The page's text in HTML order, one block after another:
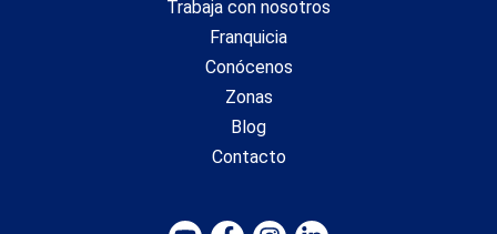
Trabaja con nosotros
Franquicia
Conócenos
Zonas
Blog
Contacto